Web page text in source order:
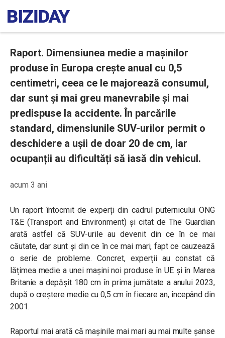
Raport. Dimensiunea medie a mașinilor
produse în Europa crește anual cu 0,5
centimetri, ceea ce le majorează consumul,
dar sunt și mai greu manevrabile și mai
predispuse la accidente. În parcările
standard, dimensiunile SUV-urilor permit o
deschidere a ușii de doar 20 de cm, iar
ocupanții au dificultăți să iasă din vehicul.
acum 3 ani
Un raport întocmit de experți din cadrul puternicului ONG
T&E (Transport and Environment) și citat de The Guardian
arată astfel că SUV-urile au devenit din ce în ce mai
căutate, dar sunt și din ce în ce mai mari, fapt ce cauzează
o serie de probleme. Concret, experții au constat că
lățimea medie a unei mașini noi produse în UE și în Marea
Britanie a depășit 180 cm în prima jumătate a anului 2023,
după o creștere medie cu 0,5 cm în fiecare an, începând din
2001.
Raportul mai arată că mașinile mai mari au mai multe șanse